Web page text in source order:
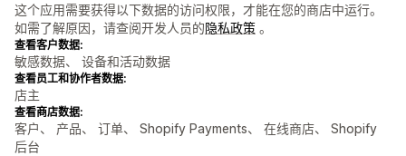
这个应用需要获得以下数据的访问权限，才能在您的商店中运行。
如需了解原因，请查阅开发人员的隐私政策 。
查看客户数据:
敏感数据、 设备和活动数据
查看员工和协作者数据:
店主
查看商店数据:
客户、 产品、 订单、 Shopify Payments、 在线商店、 Shopify
后台